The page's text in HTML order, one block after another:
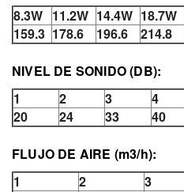
8.3W 11.2W 14.4W 18.7W
159.3 178.6 196.6 214.8
NIVEL DE SONIDO (DB):
1
2 3 4
20
24 33 40
FLUJO DE AIRE (m3/h):
1
2 3